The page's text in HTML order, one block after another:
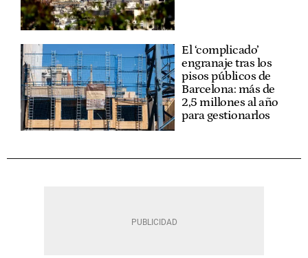
El ‘complicado’
engranaje tras los
pisos públicos de
Barcelona: más de
2,5 millones al año
para gestionarlos